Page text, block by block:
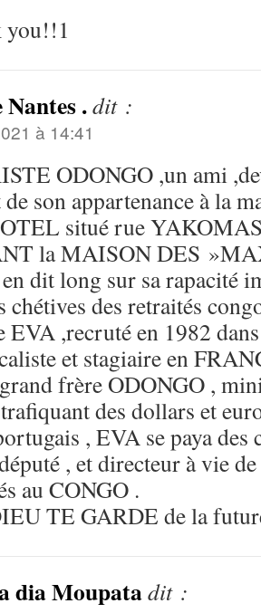
you!!1
Nantes .dit :
à 14:41
ODONGO ,un ami
son appartenance à la
situé rue
la MAISON DES
dit long sur sa rapacité
chétives des retraités
EVA ,recruté en 1982
et stagiaire en
frère ODONGO ,
des dollars et
, EVA se paya des
, et directeur à vie
au CONGO .
TE GARDE de la
dia Moupatadit :